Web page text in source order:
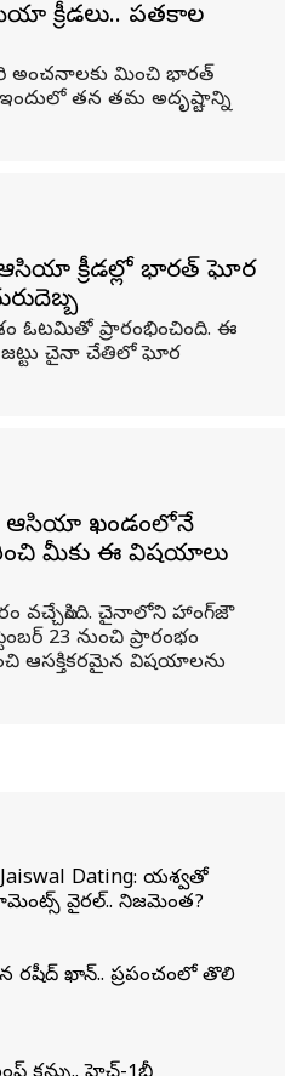
క్రీడలు.. పతకాల
అంచనాలకు మించి భారత్
తన తమ అదృష్టాన్ని
: ఆసియా క్రీడల్లో భారత్‌ ఘోర
ఓటమితో ప్రారంభించింది. ఈ
జట్టు చైనా చేతిలో ఘోర
: ఆసియా ఖండంలోనే
మీకు ఈ విషయాలు
వచ్చేసింది. చైనాలోని హాంగ్‌జౌ
23 నుంచి ప్రారంభం
ఆసక్తికరమైన విషయాలను
Dating: యశస్వితో
వైరల్.. నిజమెంత?
రషీద్ ఖాన్.. ప్రపంచంలో తొలి